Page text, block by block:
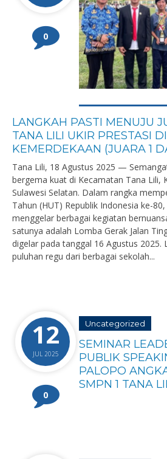
0
LANGKAH PASTI MENUJU
TANA LILI UKIR PRESTASI
KEMERDEKAAN (JUARA 1
Tana Lili, 18 Agustus 2025 —
bergema kuat di Kecamatan Tana Lili,
Sulawesi Selatan. Dalam rangka
Tahun (HUT) Republik Indonesia ke-
menggelar berbagai kegiatan
satunya adalah Lomba Gerak Jalan
digelar pada tanggal 16 Agustus 2025.
puluhan regu dari berbagai sekolah...
12
JUL 2025
0
Uncategorized
SEMINAR
PUBLIK
PALOPO
SMPN 1 TANA